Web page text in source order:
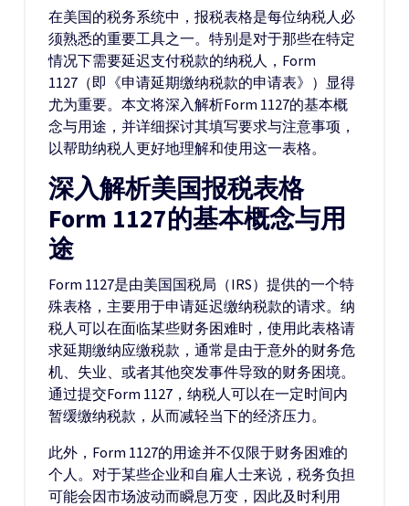
在美国的税务系统中，报税表格是每位纳税人必
须熟悉的重要工具之一。特别是对于那些在特定
情况下需要延迟支付税款的纳税人，Form
1127（即《申请延期缴纳税款的申请表》）显得
尤为重要。本文将深入解析Form 1127的基本概
念与用途，并详细探讨其填写要求与注意事项，
以帮助纳税人更好地理解和使用这一表格。
深入解析美国报税表格
Form 1127的基本概念与用
途
Form 1127是由美国国税局（IRS）提供的一个特
殊表格，主要用于申请延迟缴纳税款的请求。纳
税人可以在面临某些财务困难时，使用此表格请
求延期缴纳应缴税款，通常是由于意外的财务危
机、失业、或者其他突发事件导致的财务困境。
通过提交Form 1127，纳税人可以在一定时间内
暂缓缴纳税款，从而减轻当下的经济压力。
此外，Form 1127的用途并不仅限于财务困难的
个人。对于某些企业和自雇人士来说，税务负担
可能会因市场波动而瞬息万变，因此及时利用